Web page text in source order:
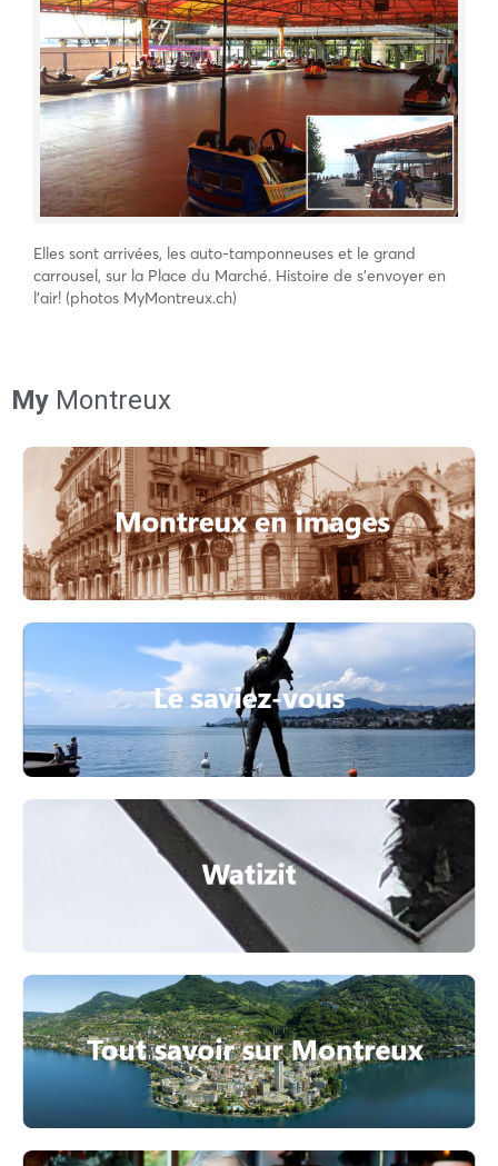
Elles sont arrivées, les auto-tamponneuses et le grand
carrousel, sur la Place du Marché. Histoire de s’envoyer en
l’air! (photos MyMontreux.ch)
My Montreux